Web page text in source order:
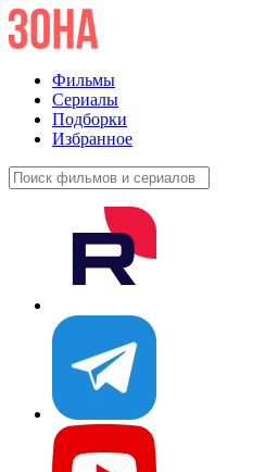
Фильмы
Сериалы
Подборки
Избранное